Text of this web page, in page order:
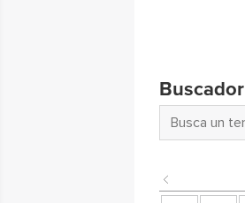
Buscador